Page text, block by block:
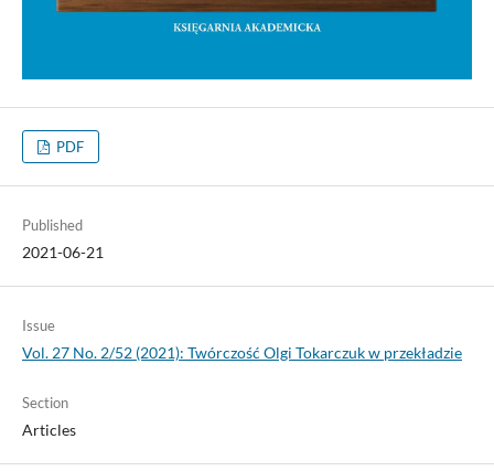
PDF
Published
2021-06-21
Issue
Vol. 27 No. 2/52 (2021): Twórczość Olgi Tokarczuk w przekładzie
Section
Articles